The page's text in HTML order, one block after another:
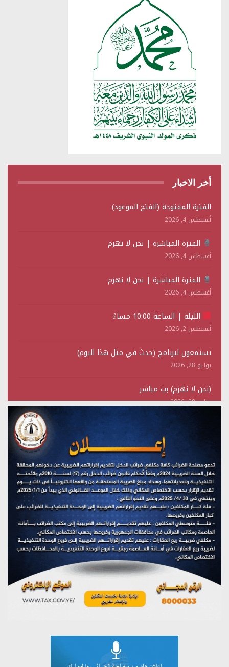
أخر الاخبار
الفترة المفتوحة (الفتح الموعود)
أغسطس 4, 2026
الفترة المباشرة | نحن لا نهزم
أغسطس 4, 2026
الفترة المباشرة | نحن لا نهزم
أغسطس 4, 2026
الليلة | الساعة 10:00 مساءً
أغسطس 2, 2026
تستمعون لبرنامج (حدث في مثل هذا اليوم)
يوليو 28, 2026
(نحن لا نهزم) بث مباشر
يوليو 28, 2026
تستمعون لبرنامج (هندسة الوهم)
مؤتمر صحفي لمركز عين الإنسانية حول جرائم تحالف العدوان
على اليمن
يوليو 27, 2026
تستمعون لبرنامج (مع السيد القائد)
يوليو 26, 2026
تستمعون لبرنامج (خبر وعلم)
يوليو 26, 2026